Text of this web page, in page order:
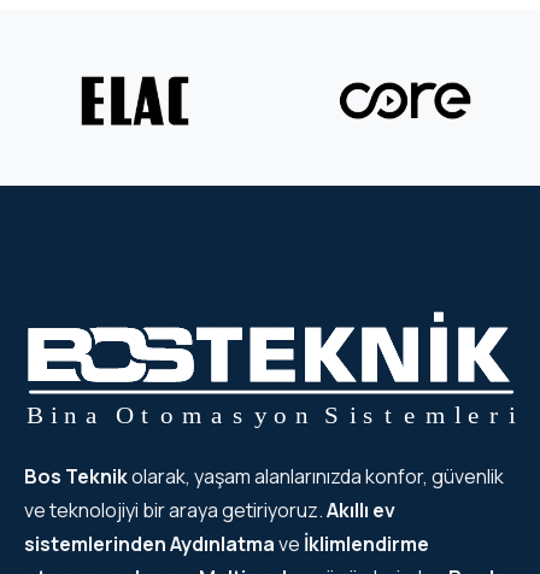
Bos Teknikolarak, yaşam alanlarınızda konfor, güvenlik
ve teknolojiyi bir araya getiriyoruz.Akıllı ev
sistemlerindenAydınlatmave İklimlendirme